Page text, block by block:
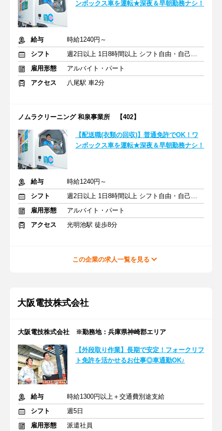
ンボックス車を運転★深夜＆早朝勤務ナシ！
給与
時給1240円～
シフト
週2日以上 1日8時間以上 シフト自由・自己申告
雇用形態
アルバイト・パート
アクセス
八尾駅 車2分
ノムラクリーニング 和泉事業所 【402】
【配送職(衣類の回収)】普通免許でOK！ワ
ンボックス車を運転★深夜＆早朝勤務ナシ！
給与
時給1240円～
シフト
週2日以上 1日8時間以上 シフト自由・自己申告
雇用形態
アルバイト・パート
アクセス
光明池駅 徒歩8分
この企業の求人一覧を見る
大阪電技株式会社
大阪電技株式会社 ※勤務地：兵庫県神崎郡エリア
【外段取り作業】長期で安定！フォークリフ
ト免許を活かせるお仕事◎車通勤OK♪
給与
時給1300円以上＋交通費別途支給
シフト
週5日
雇用形態
派遣社員